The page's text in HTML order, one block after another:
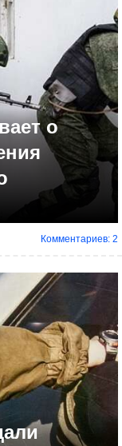
о
Комментариев: 2